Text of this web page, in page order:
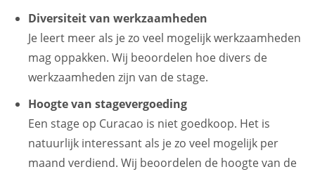
Diversiteit van werkzaamheden
Je leert meer als je zo veel mogelijk werkzaamheden
mag oppakken. Wij beoordelen hoe divers de
werkzaamheden zijn van de stage.
Hoogte van stagevergoeding
Een stage op Curacao is niet goedkoop. Het is
natuurlijk interessant als je zo veel mogelijk per
maand verdiend. Wij beoordelen de hoogte van de